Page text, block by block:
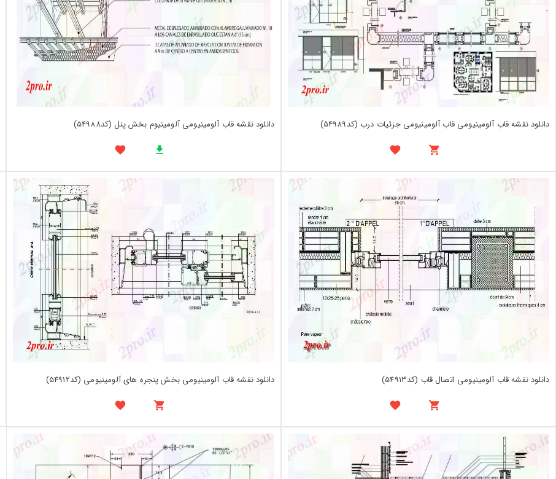
دانلود نقشه قاب آلومینیومی قاب آلومینیومی جزئیات درب (کد54989) دانلود نقشه قاب آلومینیومی آلومینیوم بخش پنل (کد54988)
دانلود نقشه قاب آلومینیومی اتصال قاب (کد54913) دانلود نقشه قاب آلومینیومی بخش پنجره های آلومینیومی (کد54912)